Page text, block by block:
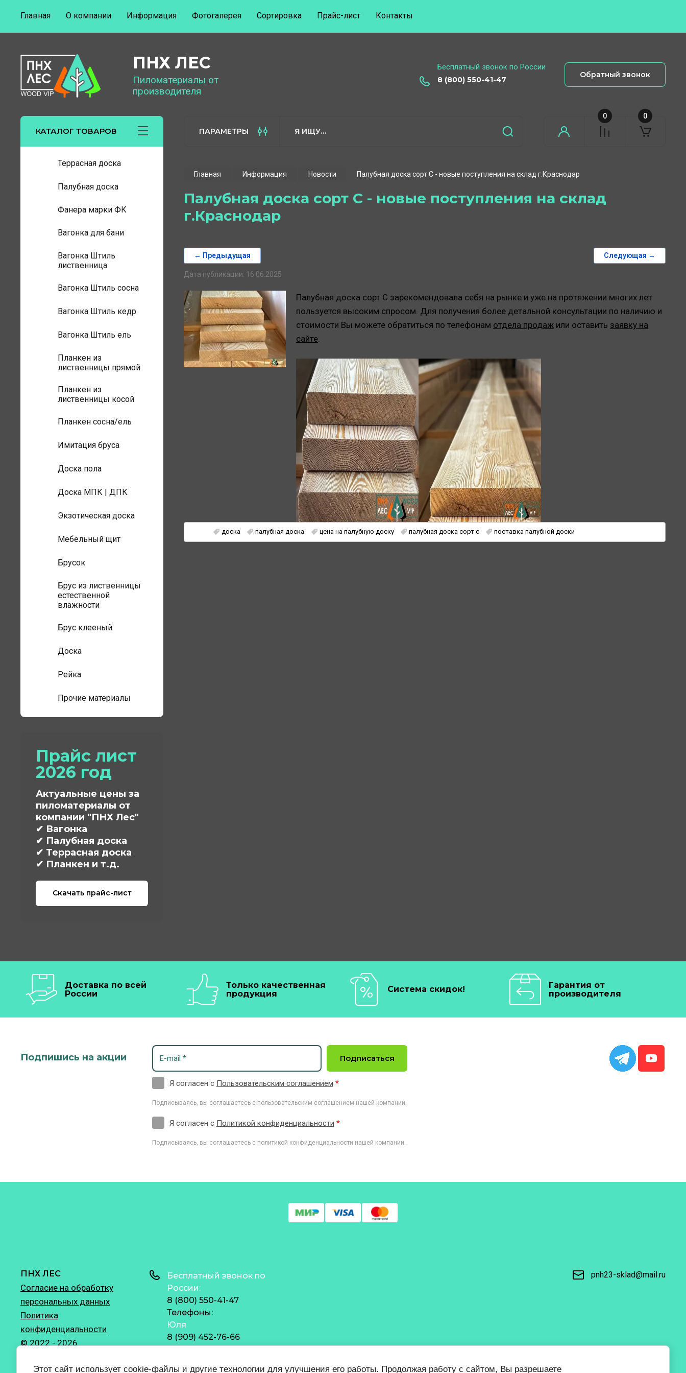
Главная О компании Информация Фотогалерея Сортировка Прайс-лист Контакты
ПНХ ЛЕС
Пиломатериалы от
производителя
Бесплатный звонок по России
8 (800) 550-41-47
Обратный звонок
КАТАЛОГ ТОВАРОВ ПАРАМЕТРЫ
0 0
Террасная доска
Палубная доска
Фанера марки ФК
Вагонка для бани
Вагонка Штиль
лиственница
Вагонка Штиль сосна
Вагонка Штиль кедр
Вагонка Штиль ель
Планкен из
лиственницы прямой
Планкен из
лиственницы косой
Планкен сосна/ель
Имитация бруса
Доска пола
Доска МПК | ДПК
Экзотическая доска
Мебельный щит
Брусок
Брус из лиственницы
естественной
влажности
Брус клееный
Доска
Рейка
Прочие материалы
Прайс лист
2026 год
Актуальные цены за
пиломатериалы от
компании "ПНХ Лес"
✔ Вагонка
✔ Палубная доска
✔ Террасная доска
✔ Планкен и т.д.
Скачать прайс-лист
Главная Информация Новости Палубная доска сорт С - новые поступления на склад г.Краснодар
Палубная доска сорт С - новые поступления на склад
г.Краснодар
← Предыдущая Следующая →
Дата публикации: 16.06.2025
Палубная доска сорт С зарекомендовала себя на рынке и уже на протяжении многих лет
пользуется высоким спросом. Для получения более детальной консультации по наличию и
стоимости Вы можете обратиться по телефонам отдела продажили оставить заявку на
сайте.
доска палубная доска цена на палубную доску палубная доска сорт с поставка палубной доски
Доставка по всей
России
Только качественная
продукция
Система скидок!
Гарантия от
производителя
Подпишись на акции
Я согласен с Пользовательским соглашением *
Подписываясь, вы соглашаетесь с пользовательским соглашением нашей компании.
Я согласен с Политикой конфиденциальности *
Подписываясь, вы соглашаетесь с политикой конфиденциальности нашей компании.
Подписаться
ПНХ ЛЕС
Согласие на обработку
персональных данных
Политика
конфиденциальности
© 2022 - 2026
Бесплатный звонок по
России:
8 (800) 550-41-47
Телефоны:
Юля
8 (909) 452-76-66
Юля
pnh23-sklad@mail.ru
Этот сайт использует cookie-файлы и другие технологии для улучшения его работы. Продолжая работу с сайтом, Вы разрешаете